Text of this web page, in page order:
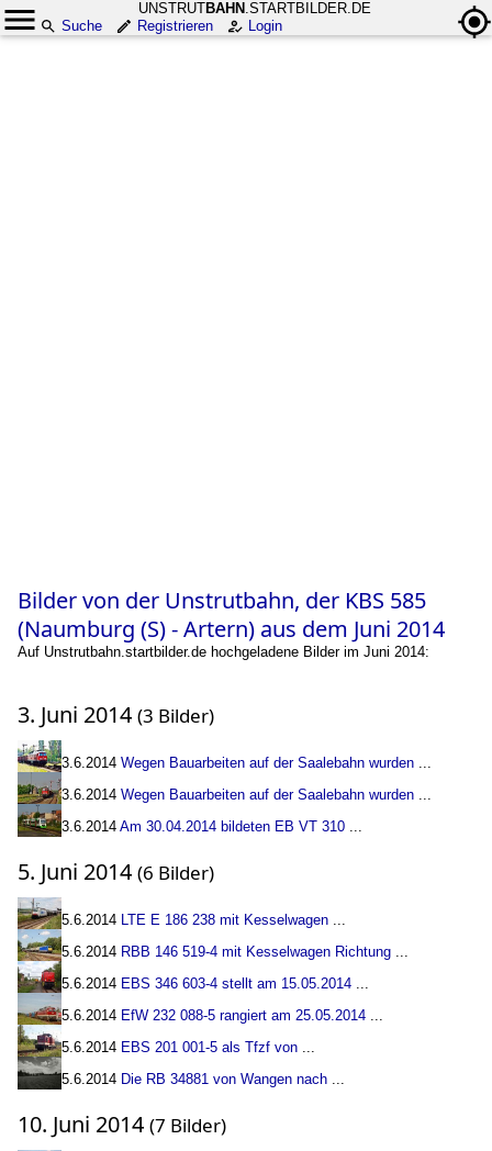
UNSTRUTBAHN .STARTBILDER.DE
Suche
Registrieren Login
Bilder von der Unstrutbahn, der KBS 585
(Naumburg (S) - Artern) aus dem Juni 2014
Auf Unstrutbahn.startbilder.de hochgeladene Bilder im Juni 2014:
3. Juni 2014 (3 Bilder)
3.6.2014 Wegen Bauarbeiten auf der Saalebahn wurden ...
3.6.2014 Wegen Bauarbeiten auf der Saalebahn wurden ...
3.6.2014 Am 30.04.2014 bildeten EB VT 310 ...
5. Juni 2014 (6 Bilder)
5.6.2014 LTE E 186 238 mit Kesselwagen ...
5.6.2014 RBB 146 519-4 mit Kesselwagen Richtung ...
5.6.2014 EBS 346 603-4 stellt am 15.05.2014 ...
5.6.2014 EfW 232 088-5 rangiert am 25.05.2014 ...
5.6.2014 EBS 201 001-5 als Tfzf von ...
5.6.2014 Die RB 34881 von Wangen nach ...
10. Juni 2014 (7 Bilder)